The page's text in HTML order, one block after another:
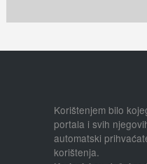
Korištenjem bilo
portala i svih
automatski
korištenja.